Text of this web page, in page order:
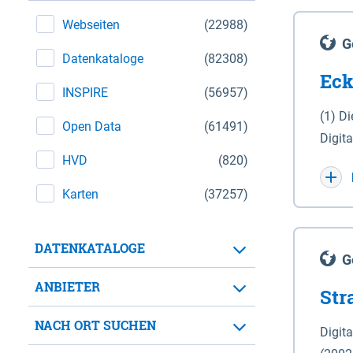
(22988)
Webseiten
(82308)
Datenkataloge
(56957)
INSPIRE
(61491)
Open Data
(820)
HVD
(37257)
Karten
DATENKATALOGE
ANBIETER
NACH ORT SUCHEN
(1)
WGS
für
der in